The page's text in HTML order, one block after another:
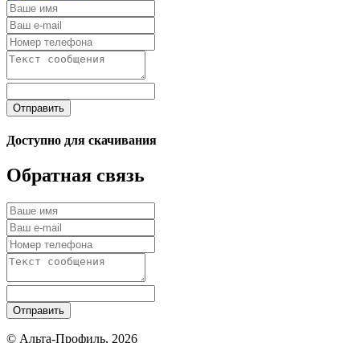
Отправить
Доступно для скачивания
Обратная связь
Отправить
© Альта-Профиль, 2026